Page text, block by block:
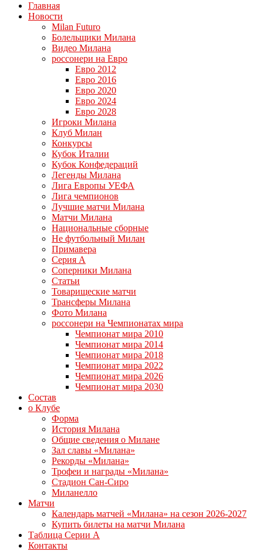
Главная
Новости
Milan Futuro
Болельщики Милана
Видео Милана
россонери на Евро
Евро 2012
Евро 2016
Евро 2020
Евро 2024
Евро 2028
Игроки Милана
Клуб Милан
Конкурсы
Кубок Италии
Кубок Конфедераций
Легенды Милана
Лига Европы УЕФА
Лига чемпионов
Лучшие матчи Милана
Матчи Милана
Национальные сборные
Не футбольный Милан
Примавера
Серия А
Соперники Милана
Статьи
Товарищеские матчи
Трансферы Милана
Фото Милана
россонери на Чемпионатах мира
Чемпионат мира 2010
Чемпионат мира 2014
Чемпионат мира 2018
Чемпионат мира 2022
Чемпионат мира 2026
Чемпионат мира 2030
Состав
о Клубе
Форма
История Милана
Общие сведения о Милане
Зал славы «Милана»
Рекорды «Милана»
Трофеи и награды «Милана»
Стадион Сан-Сиро
Миланелло
Матчи
Календарь матчей «Милана» на сезон 2026-2027
Купить билеты на матчи Милана
Таблица Серии А
Контакты